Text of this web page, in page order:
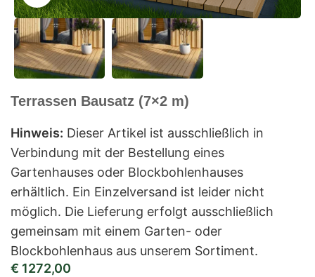
Terrassen Bausatz (7×2 m)
Hinweis: Dieser Artikel ist ausschließlich in
Verbindung mit der Bestellung eines
Gartenhauses oder Blockbohlenhauses
erhältlich. Ein Einzelversand ist leider nicht
möglich. Die Lieferung erfolgt ausschließlich
gemeinsam mit einem Garten- oder
Blockbohlenhaus aus unserem Sortiment.
€ 1272,00